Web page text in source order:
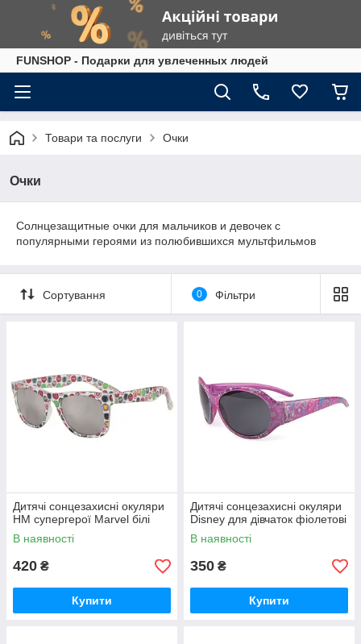
FUNSHOP - Подарки для увлеченных людей
Товари та послуги Очки
Очки
Солнцезащитные очки для мальчиков и девочек с
популярными героями из полюбившихся мультфильмов
Сортування 0 Фільтри
Дитячі сонцезахисні окуляри
HM супергерої Marvel білі
В наявності
420 ₴
Купити
Дитячі сонцезахисні окуляри
Disney для дівчаток фіолетові
В наявності
350 ₴
Купити